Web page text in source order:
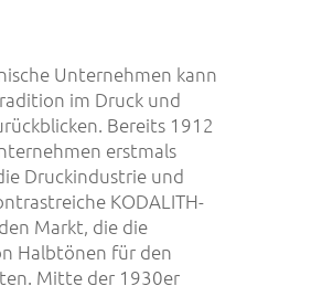
Unternehmen kann
im Druck und
Bereits 1912
erstmals
Druckindustrie und
KODALITH-
Markt, die die
Halbtönen für den
Mitte der 1930er